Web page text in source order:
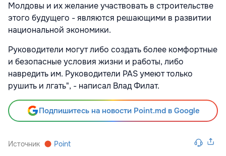
Молдовы и их желание участвовать в строительстве
этого будущего - являются решающими в развитии
национальной экономики.
Руководители могут либо создать более комфортные
и безопасные условия жизни и работы, либо
навредить им. Руководители PAS умеют только
рушить и лгать", - написал Влад Филат.
Подпишитесь на новости Point.md в Google
Источник Point